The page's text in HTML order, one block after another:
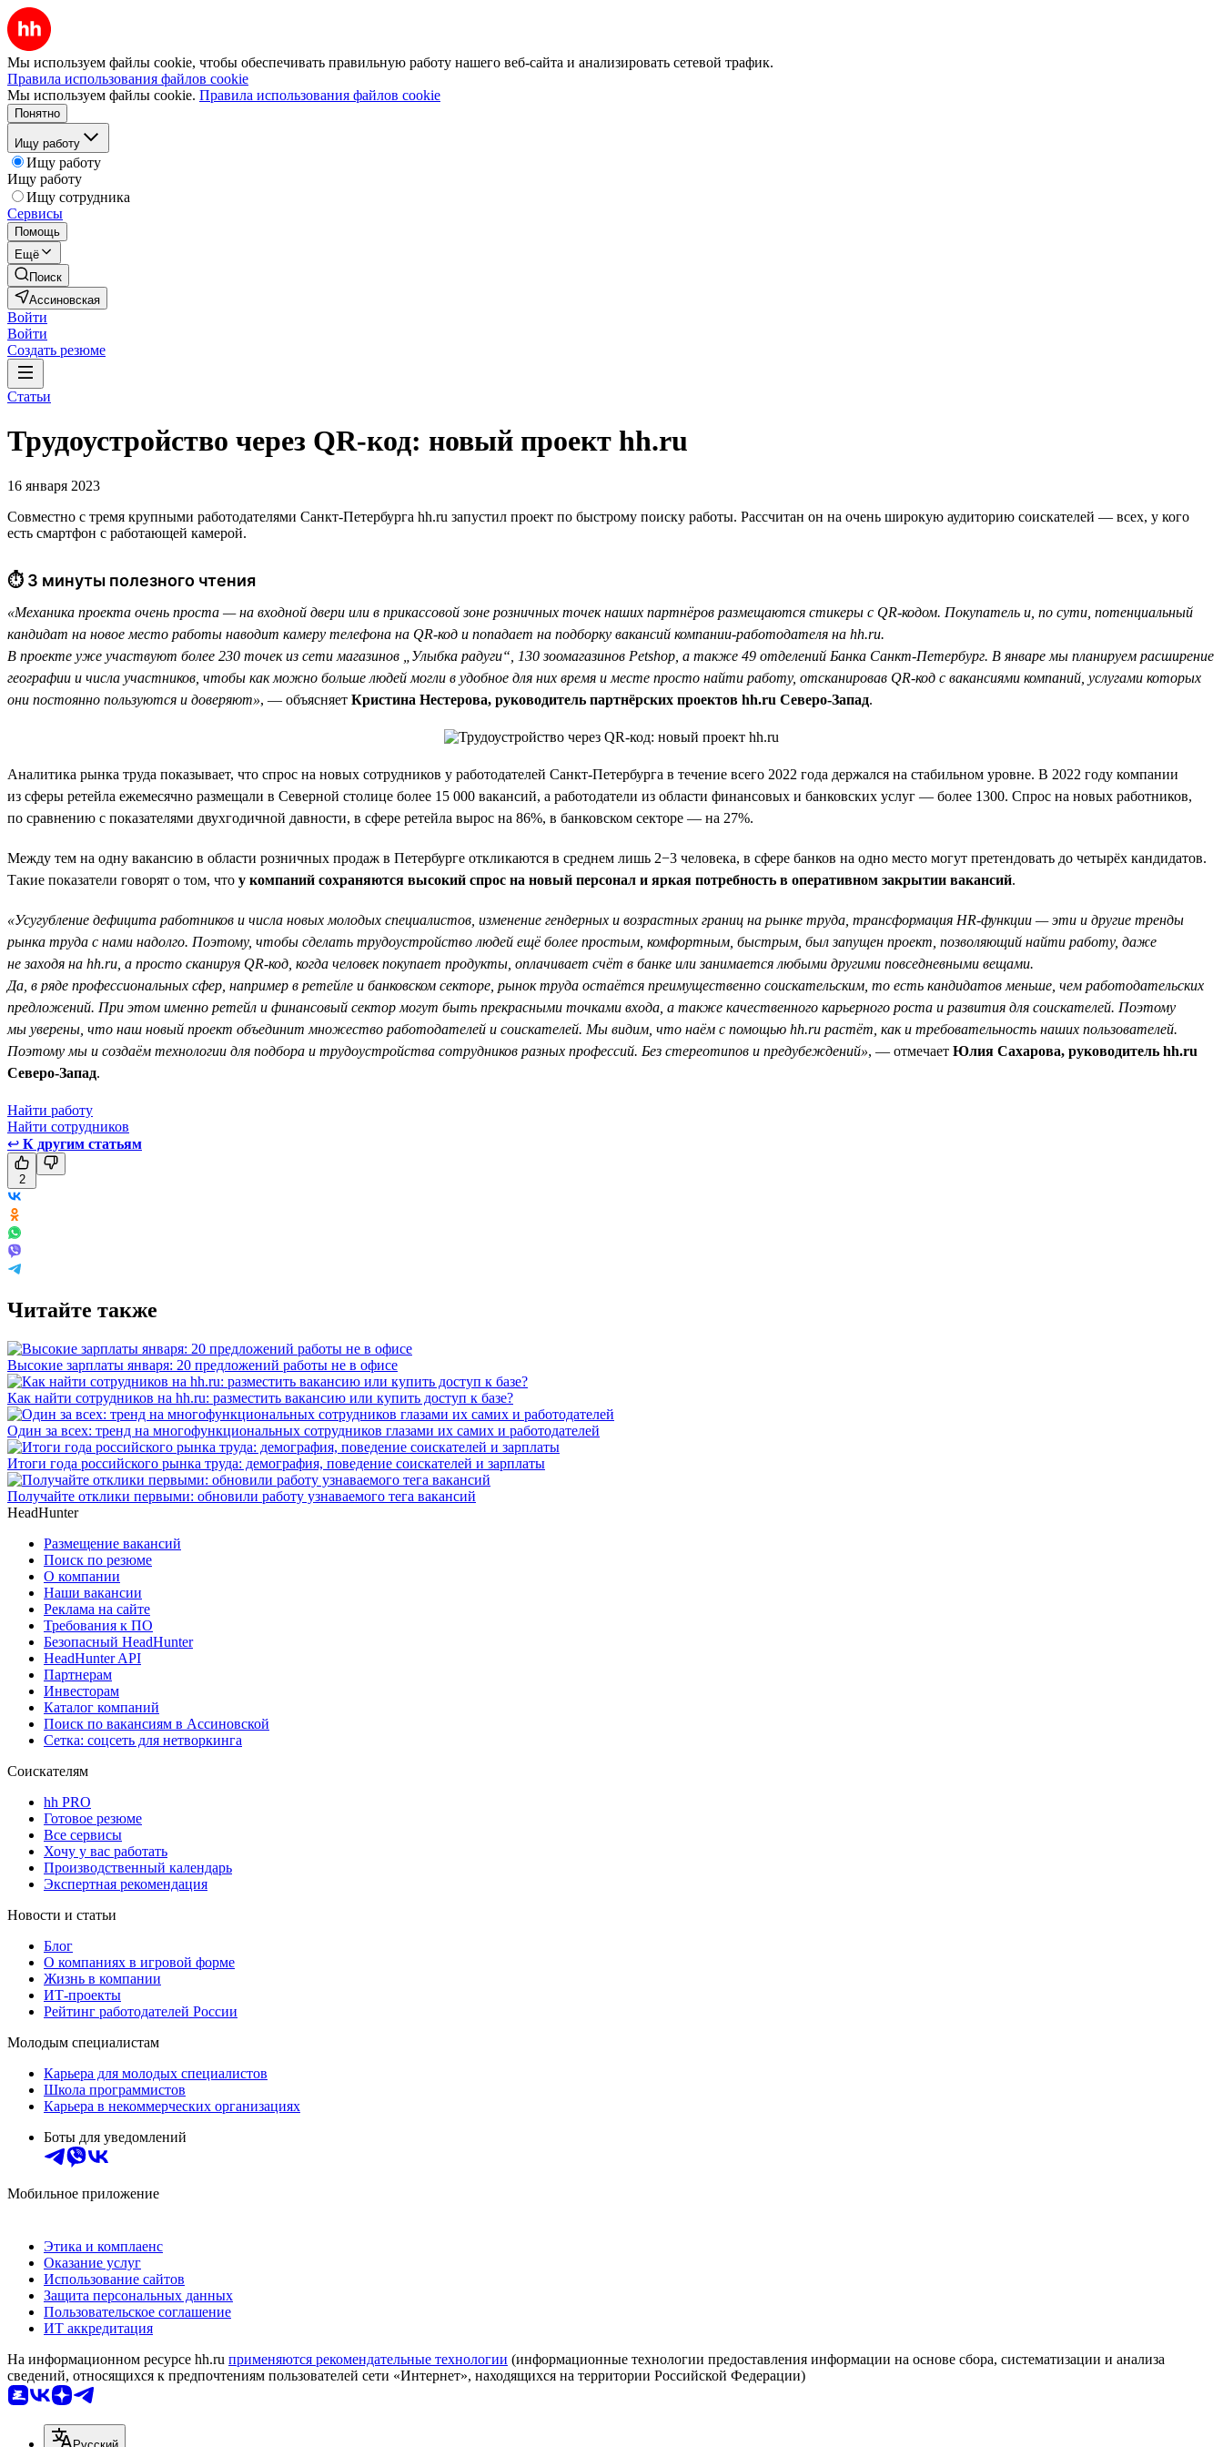
Мы используем файлы cookie, чтобы обеспечивать правильную работу нашего веб-сайта и анализировать сетевой трафик.
Правила использования файлов cookie
Мы используем файлы cookie. Правила использования файлов cookie
Понятно
Ищу работу
Ищу работу
Ищу работу
Ищу сотрудника
Сервисы
Помощь
Ещё
Поиск
Ассиновская
Войти
Войти
Создать резюме
Статьи
Трудоустройство через QR-код: новый проект hh.ru
16 января 2023
Совместно с тремя крупными работодателями Санкт-Петербурга hh.ru запустил проект по быстрому поиску работы. Рассчитан он на очень широкую аудиторию соискателей — всех, у кого
есть смартфон с работающей камерой.
⏱ 3 минуты полезного чтения
«Механика проекта очень проста — на входной двери или в прикассовой зоне розничных точек наших партнёров размещаются стикеры с QR-кодом. Покупатель и, по сути, потенциальный
кандидат на новое место работы наводит камеру телефона на QR-код и попадает на подборку вакансий компании-работодателя на hh.ru.
В проекте уже участвуют более 230 точек из сети магазинов „Улыбка радуги“, 130 зоомагазинов Petshop, а также 49 отделений Банка Санкт-Петербург. В январе мы планируем расширение
географии и числа участников, чтобы как можно больше людей могли в удобное для них время и месте просто найти работу, отсканировав QR-код с вакансиями компаний, услугами которых
они постоянно пользуются и доверяют», — объясняет Кристина Нестерова, руководитель партнёрских проектов hh.ru Северо-Запад.
Аналитика рынка труда показывает, что спрос на новых сотрудников у работодателей Санкт-Петербурга в течение всего 2022 года держался на стабильном уровне. В 2022 году компании
из сферы ретейла ежемесячно размещали в Северной столице более 15 000 вакансий, а работодатели из области финансовых и банковских услуг — более 1300. Спрос на новых работников,
по сравнению с показателями двухгодичной давности, в сфере ретейла вырос на 86%, в банковском секторе — на 27%.
Между тем на одну вакансию в области розничных продаж в Петербурге откликаются в среднем лишь 2−3 человека, в сфере банков на одно место могут претендовать до четырёх кандидатов.
Такие показатели говорят о том, что у компаний сохраняются высокий спрос на новый персонал и яркая потребность в оперативном закрытии вакансий.
«Усугубление дефицита работников и числа новых молодых специалистов, изменение гендерных и возрастных границ на рынке труда, трансформация HR-функции — эти и другие тренды
рынка труда с нами надолго. Поэтому, чтобы сделать трудоустройство людей ещё более простым, комфортным, быстрым, был запущен проект, позволяющий найти работу, даже
не заходя на hh.ru, а просто сканируя QR-код, когда человек покупает продукты, оплачивает счёт в банке или занимается любыми другими повседневными вещами.
Да, в ряде профессиональных сфер, например в ретейле и банковском секторе, рынок труда остаётся преимущественно соискательским, то есть кандидатов меньше, чем работодательских
предложений. При этом именно ретейл и финансовый сектор могут быть прекрасными точками входа, а также качественного карьерного роста и развития для соискателей. Поэтому
мы уверены, что наш новый проект объединит множество работодателей и соискателей. Мы видим, что наём с помощью hh.ru растёт, как и требовательность наших пользователей.
Поэтому мы и создаём технологии для подбора и трудоустройства сотрудников разных профессий. Без стереотипов и предубеждений», — отмечает Юлия Сахарова, руководитель hh.ru
Северо-Запад.
Найти работу
Найти сотрудников
↩ К другим статьям
2
Читайте также
Высокие зарплаты января: 20 предложений работы не в офисе
Как найти сотрудников на hh.ru: разместить вакансию или купить доступ к базе?
Один за всех: тренд на многофункциональных сотрудников глазами их самих и работодателей
Итоги года российского рынка труда: демография, поведение соискателей и зарплаты
Получайте отклики первыми: обновили работу узнаваемого тега вакансий
HeadHunter
Размещение вакансий
Поиск по резюме
О компании
Наши вакансии
Реклама на сайте
Требования к ПО
Безопасный HeadHunter
HeadHunter API
Партнерам
Инвесторам
Каталог компаний
Поиск по вакансиям в Ассиновской
Сетка: соцсеть для нетворкинга
Соискателям
hh PRO
Готовое резюме
Все сервисы
Хочу у вас работать
Производственный календарь
Экспертная рекомендация
Новости и статьи
Блог
О компаниях в игровой форме
Жизнь в компании
ИТ-проекты
Рейтинг работодателей России
Молодым специалистам
Карьера для молодых специалистов
Школа программистов
Карьера в некоммерческих организациях
Боты для уведомлений
Мобильное приложение
Этика и комплаенс
Оказание услуг
Использование сайтов
Защита персональных данных
Пользовательское соглашение
ИТ аккредитация
На информационном ресурсе hh.ru применяются рекомендательные технологии (информационные технологии предоставления информации на основе сбора, систематизации и анализа
сведений, относящихся к предпочтениям пользователей сети «Интернет», находящихся на территории Российской Федерации)